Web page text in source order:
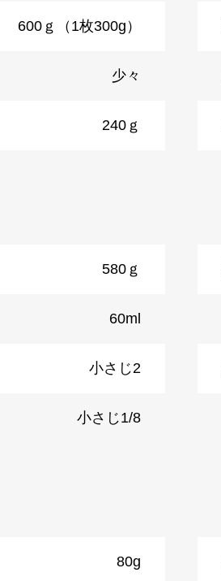
600ｇ（1枚300g）
少々
240ｇ
580ｇ
60ml
小さじ2
小さじ1/8
80g